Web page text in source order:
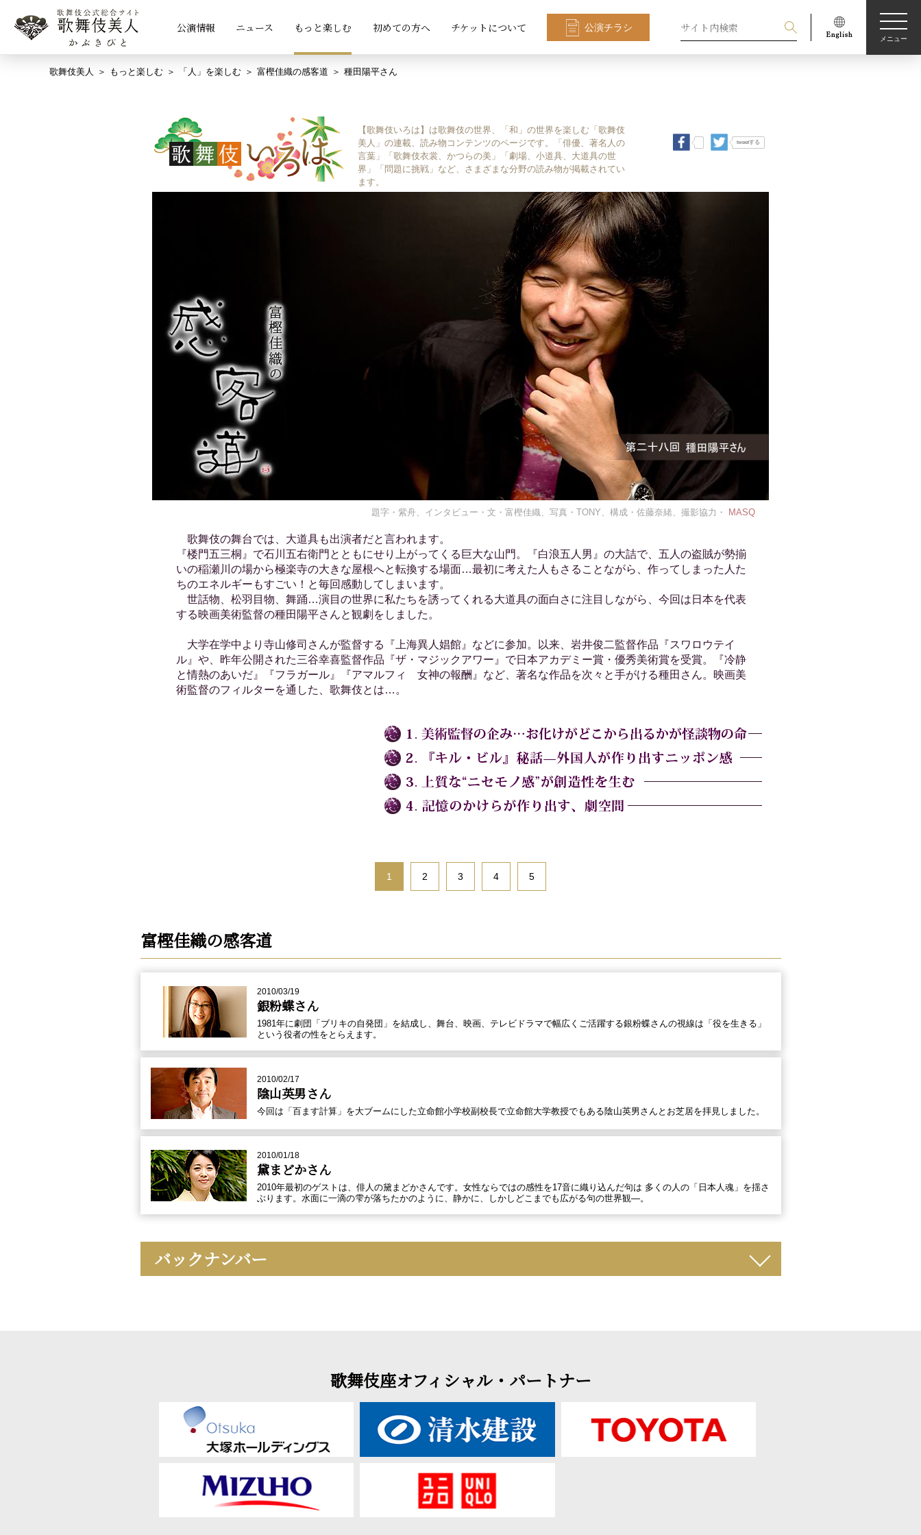
公演情報 ニュース もっと楽しむ 初めての方へ チケットについて 公演チラシ
メニュー
歌舞伎美人 もっと楽しむ 「人」を楽しむ 富樫佳織の感客道 種田陽平さん
【歌舞伎いろは】は歌舞伎の世界、「和」の世界を楽しむ「歌舞伎
美人」の連載、読み物コンテンツのページです。「俳優、著名人の
言葉」「歌舞伎衣裳、かつらの美」「劇場、小道具、大道具の世
界」「問題に挑戦」など、さまざまな分野の読み物が掲載されてい
ます。
tweetする
題字・紫舟、インタビュー・文・富樫佳織、写真・TONY、構成・佐藤奈緒、撮影協力・ MASQ
歌舞伎の舞台では、大道具も出演者だと言われます。
『楼門五三桐』で石川五右衛門とともにせり上がってくる巨大な山門。『白浪五人男』の大詰で、五人の盗賊が勢揃
いの稲瀬川の場から極楽寺の大きな屋根へと転換する場面…最初に考えた人もさることながら、作ってしまった人た
ちのエネルギーもすごい！と毎回感動してしまいます。
世話物、松羽目物、舞踊…演目の世界に私たちを誘ってくれる大道具の面白さに注目しながら、今回は日本を代表
する映画美術監督の種田陽平さんと観劇をしました。
大学在学中より寺山修司さんが監督する『上海異人娼館』などに参加。以来、岩井俊二監督作品『スワロウテイ
ル』や、昨年公開された三谷幸喜監督作品『ザ・マジックアワー』で日本アカデミー賞・優秀美術賞を受賞。『冷静
と情熱のあいだ』『フラガール』『アマルフィ 女神の報酬』など、著名な作品を次々と手がける種田さん。映画美
術監督のフィルターを通した、歌舞伎とは…。
1 2 3 4 5
富樫佳織の感客道
2010/03/19
銀粉蝶さん
1981年に劇団「ブリキの自発団」を結成し、舞台、映画、テレビドラマで幅広くご活躍する銀粉蝶さんの視線は「役を生きる」
という役者の性をとらえます。
2010/02/17
陰山英男さん
今回は「百ます計算」を大ブームにした立命館小学校副校長で立命館大学教授でもある陰山英男さんとお芝居を拝見しました。
2010/01/18
黛まどかさん
2010年最初のゲストは、俳人の黛まどかさんです。女性ならではの感性を17音に織り込んだ句は 多くの人の「日本人魂」を揺さ
ぶります。水面に一滴の雫が落ちたかのように、静かに、しかしどこまでも広がる句の世界観―。
バックナンバー
歌舞伎座オフィシャル・パートナー